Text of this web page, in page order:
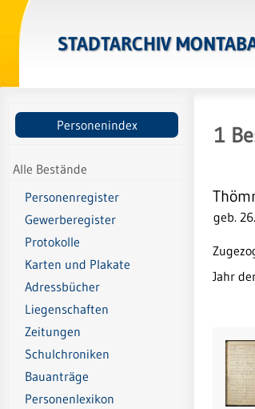
STADTARCHIV
Personenindex
Alle Bestände
Personenregister
Gewerberegister
Protokolle
Karten und Plakate
Adressbücher
Liegenschaften
Zeitungen
Schulchroniken
Bauanträge
Personenlexikon
1
geb.
Jahr